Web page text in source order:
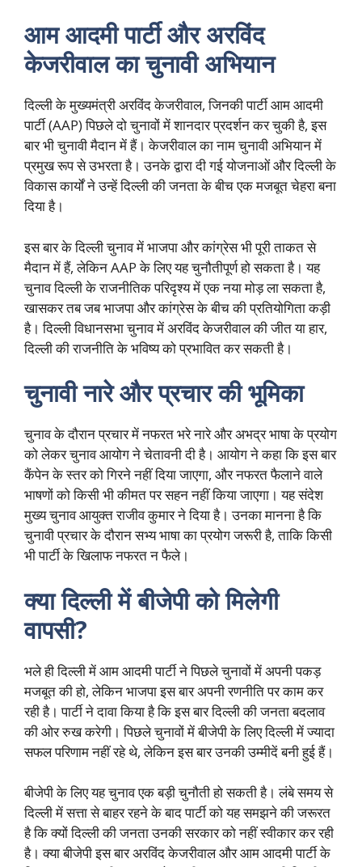
आम आदमी पार्टी और अरविंद
केजरीवाल का चुनावी अभियान
दिल्ली के मुख्यमंत्री अरविंद केजरीवाल, जिनकी पार्टी आम आदमी
पार्टी (AAP) पिछले दो चुनावों में शानदार प्रदर्शन कर चुकी है, इस
बार भी चुनावी मैदान में हैं। केजरीवाल का नाम चुनावी अभियान में
प्रमुख रूप से उभरता है। उनके द्वारा दी गई योजनाओं और दिल्ली के
विकास कार्यों ने उन्हें दिल्ली की जनता के बीच एक मजबूत चेहरा बना
दिया है।
इस बार के दिल्ली चुनाव में भाजपा और कांग्रेस भी पूरी ताकत से
मैदान में हैं, लेकिन AAP के लिए यह चुनौतीपूर्ण हो सकता है। यह
चुनाव दिल्ली के राजनीतिक परिदृश्य में एक नया मोड़ ला सकता है,
खासकर तब जब भाजपा और कांग्रेस के बीच की प्रतियोगिता कड़ी
है। दिल्ली विधानसभा चुनाव में अरविंद केजरीवाल की जीत या हार,
दिल्ली की राजनीति के भविष्य को प्रभावित कर सकती है।
चुनावी नारे और प्रचार की भूमिका
चुनाव के दौरान प्रचार में नफरत भरे नारे और अभद्र भाषा के प्रयोग
को लेकर चुनाव आयोग ने चेतावनी दी है। आयोग ने कहा कि इस बार
कैंपेन के स्तर को गिरने नहीं दिया जाएगा, और नफरत फैलाने वाले
भाषणों को किसी भी कीमत पर सहन नहीं किया जाएगा। यह संदेश
मुख्य चुनाव आयुक्त राजीव कुमार ने दिया है। उनका मानना है कि
चुनावी प्रचार के दौरान सभ्य भाषा का प्रयोग जरूरी है, ताकि किसी
भी पार्टी के खिलाफ नफरत न फैले।
क्या दिल्ली में बीजेपी को मिलेगी
वापसी?
भले ही दिल्ली में आम आदमी पार्टी ने पिछले चुनावों में अपनी पकड़
मजबूत की हो, लेकिन भाजपा इस बार अपनी रणनीति पर काम कर
रही है। पार्टी ने दावा किया है कि इस बार दिल्ली की जनता बदलाव
की ओर रुख करेगी। पिछले चुनावों में बीजेपी के लिए दिल्ली में ज्यादा
सफल परिणाम नहीं रहे थे, लेकिन इस बार उनकी उम्मीदें बनी हुई हैं।
बीजेपी के लिए यह चुनाव एक बड़ी चुनौती हो सकती है। लंबे समय से
दिल्ली में सत्ता से बाहर रहने के बाद पार्टी को यह समझने की जरूरत
है कि क्यों दिल्ली की जनता उनकी सरकार को नहीं स्वीकार कर रही
है। क्या बीजेपी इस बार अरविंद केजरीवाल और आम आदमी पार्टी के